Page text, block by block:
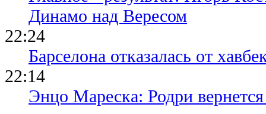
Динамо над Вересом
22:24
Барселона отказалась от
22:14
Энцо Мареска: Родри